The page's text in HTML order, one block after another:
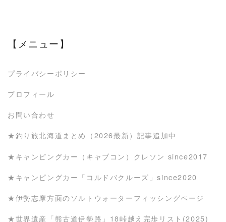
【メニュー】
プライバシーポリシー
プロフィール
お問い合わせ
★釣り旅北海道まとめ（2026最新）記事追加中
★キャンピングカー（キャブコン）クレソン since2017
★キャンピングカー「コルドバクルーズ」since2020
★伊勢志摩方面のソルトウォーターフィッシングページ
★世界遺産「熊古道伊勢路」18峠越え完歩リスト(2025)